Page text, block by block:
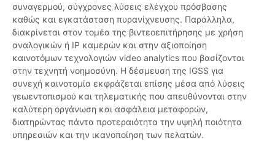
συναγερμού, σύγχρονες λύσεις ελέγχου πρόσβασης
καθώς και εγκατάσταση πυρανίχνευσης. Παράλληλα,
διακρίνεται στον τομέα της βιντεοεπιτήρησης με χρήση
αναλογικών ή IP καμερών και στην αξιοποίηση
καινοτόμων τεχνολογιών video analytics που βασίζονται
στην τεχνητή νοημοσύνη. Η δέσμευση της IGSS για
συνεχή καινοτομία εκφράζεται επίσης μέσα από λύσεις
γεωεντοπισμού και τηλεματικής που απευθύνονται στην
καλύτερη οργάνωση και ασφάλεια μεταφορών,
διατηρώντας πάντα προτεραιότητα την υψηλή ποιότητα
υπηρεσιών και την ικανοποίηση των πελατών.